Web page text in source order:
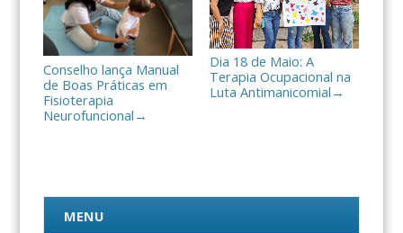
Conselho lança Manual
de Boas Práticas em
Fisioterapia
Neurofuncional →
Dia 18 de Maio: A
Terapia Ocupacional na
Luta Antimanicomial →
MENU